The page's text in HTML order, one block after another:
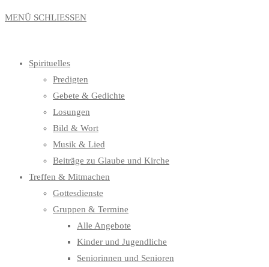
MENÜ SCHLIESSEN
Spirituelles
Predigten
Gebete & Gedichte
Losungen
Bild & Wort
Musik & Lied
Beiträge zu Glaube und Kirche
Treffen & Mitmachen
Gottesdienste
Gruppen & Termine
Alle Angebote
Kinder und Jugendliche
Seniorinnen und Senioren